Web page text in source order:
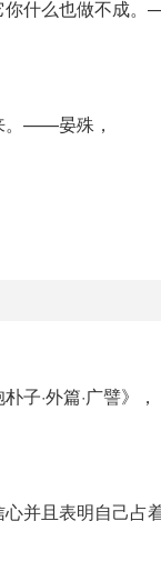
什么也做不成。
。——晏殊，
·外篇·广譬》，
并且表明自己